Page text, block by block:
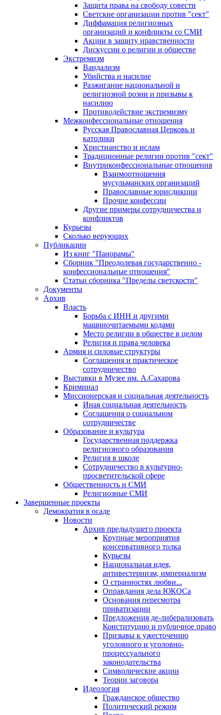
Защита права на свободу совести
Светские организации против "сект"
Диффамация религиозных
организаций и конфликты со СМИ
Акции в защиту нравственности
Дискуссии о религии и обществе
Экстремизм
Вандализм
Убийства и насилие
Разжигание национальной и
религиозной розни и призывы к
насилию
Противодействие экстремизму
Межконфессиональные отношения
Русская Православная Церковь и
католики
Христианство и ислам
Традиционные религии против "сект"
Внутриконфессиональные отношения
Взаимоотношения
мусульманских организаций
Православные юрисдикции
Прочие конфессии
Другие примеры сотрудничества и
конфликтов
Курьезы
Сколько верующих
Публикации
Из книг "Панорамы"
Сборник "Преодолевая государственно -
конфессиональные отношения"
Статьи сборника "Пределы светскости"
Документы
Архив
Власть
Борьба с ИНН и другими
машиночитаемыми кодами
Место религии в обществе в целом
Религия и права человека
Армия и силовые структуры
Соглашения и практическое
сотрудничество
Выставки в Музее им. А.Сахарова
Криминал
Миссионерская и социальная деятельность
Иная социальная деятельность
Соглашения о социальном
сотрудничестве
Образование и культура
Государственная поддержка
религиозного образования
Религия в школе
Сотрудничество в культурно-
просветительской сфере
Общественность и СМИ
Религиозные СМИ
Завершенные проекты
Демократия в осаде
Новости
Архив предыдущего проекта
Крупные мероприятия
консервативного толка
Курьезы
Национальная идея,
антивестернизм, империализм
О странностях любви...
Оправдания дела ЮКОСа
Основания пересмотра
приватизации
Предложения де-либерализовать
Конституцию и публичное право
Призывы к ужесточению
уголовного и уголовно-
процессуального
законодательства
Символические акции
Теории заговора
Идеология
Гражданское общество
Политический режим